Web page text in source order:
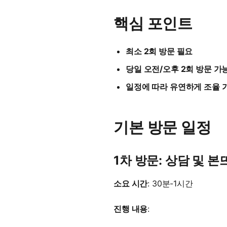
핵심 포인트
최소 2회 방문 필요
당일 오전/오후 2회 방문 가
일정에 따라 유연하게 조율
기본 방문 일정
1차 방문: 상담 및 본
소요 시간: 30분-1시간
진행 내용: